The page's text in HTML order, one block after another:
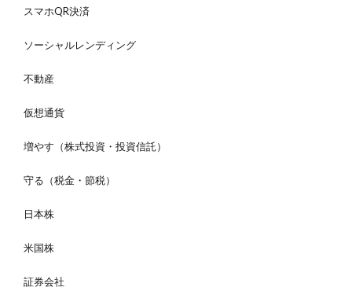
スマホQR決済
ソーシャルレンディング
不動産
仮想通貨
増やす（株式投資・投資信託）
守る（税金・節税）
日本株
米国株
証券会社